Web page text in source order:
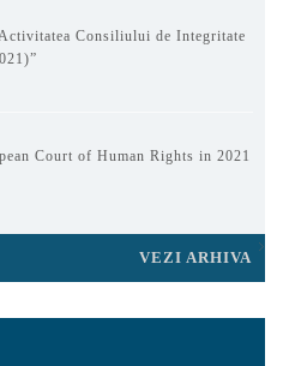
Consiliului de Integritate
Court of Human Rights in 2021
VEZI ARHIVA